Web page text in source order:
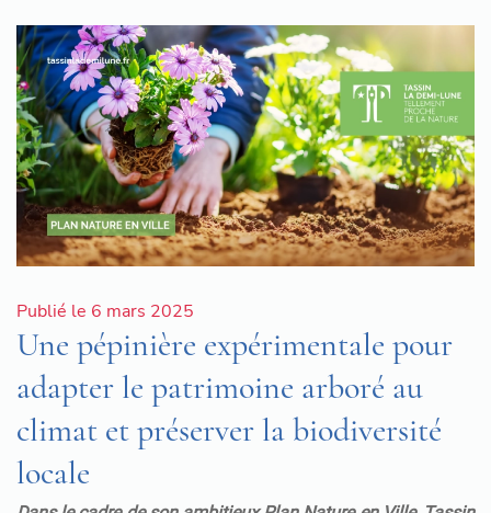
Publié le 6 mars 2025
Une pépinière expérimentale pour
adapter le patrimoine arboré au
climat et préserver la biodiversité
locale